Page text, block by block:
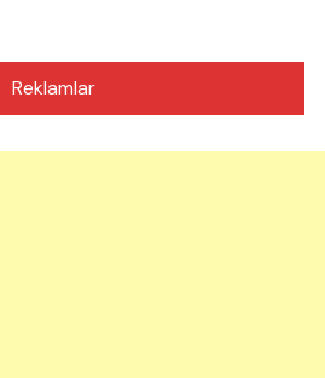
Reklamlar